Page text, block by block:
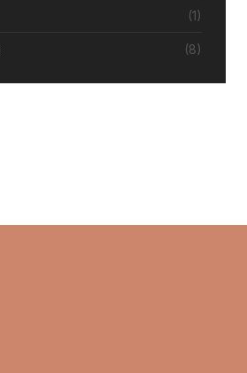
(1)
(8)